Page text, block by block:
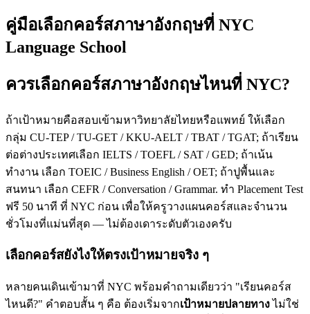
คู่มือเลือกคอร์สภาษาอังกฤษที่ NYC
Language School
ควรเลือกคอร์สภาษาอังกฤษไหนที่ NYC?
ถ้าเป้าหมายคือสอบเข้ามหาวิทยาลัยไทยหรือแพทย์ ให้เลือก
กลุ่ม CU-TEP / TU-GET / KKU-AELT / TBAT / TGAT; ถ้าเรียน
ต่อต่างประเทศเลือก IELTS / TOEFL / SAT / GED; ถ้าเน้น
ทำงาน เลือก TOEIC / Business English / OET; ถ้าปูพื้นและ
สนทนา เลือก CEFR / Conversation / Grammar. ทำ Placement Test
ฟรี 50 นาที ที่ NYC ก่อน เพื่อให้ครูวางแผนคอร์สและจำนวน
ชั่วโมงที่แม่นที่สุด — ไม่ต้องเดาระดับตัวเองครับ
เลือกคอร์สยังไงให้ตรงเป้าหมายจริง ๆ
หลายคนเดินเข้ามาที่ NYC พร้อมคำถามเดียวว่า "เรียนคอร์ส
ไหนดี?" คำตอบสั้น ๆ คือ ต้องเริ่มจากเป้าหมายปลายทางไม่ใช่